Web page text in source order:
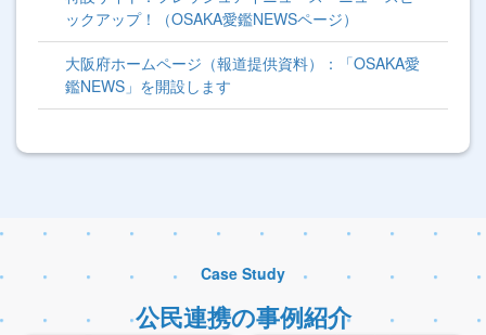
ックアップ！（OSAKA愛鑑NEWSページ）
大阪府ホームページ（報道提供資料）：「OSAKA愛
鑑NEWS」を開設します
Case Study
公民連携の事例紹介